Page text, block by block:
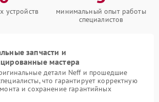
устройств
минимальный опыт работы
специалистов
запчасти и
мастера
детали Neff и прошедшие
что гарантирует корректную
и сохранение гарантийных